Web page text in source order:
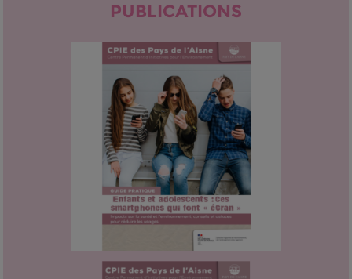
PUBLICATIONS